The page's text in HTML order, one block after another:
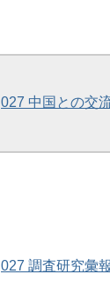
027 中国との交
027 調査研究彙